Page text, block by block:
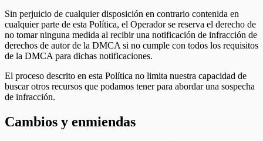
Sin perjuicio de cualquier disposición en contrario contenida en
cualquier parte de esta Política, el Operador se reserva el derecho de
no tomar ninguna medida al recibir una notificación de infracción de
derechos de autor de la DMCA si no cumple con todos los requisitos
de la DMCA para dichas notificaciones.
El proceso descrito en esta Política no limita nuestra capacidad de
buscar otros recursos que podamos tener para abordar una sospecha
de infracción.
Cambios y enmiendas